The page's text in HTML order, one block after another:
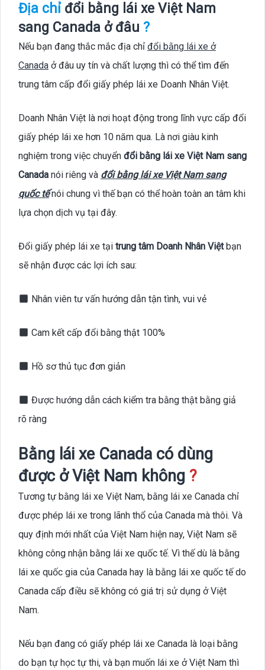
Địa chỉ đổi bằng lái xe Việt Nam
sang Canada ở đâu ?
Nếu bạn đang thắc mắc địa chỉ đổi bằng lái xe ở
Canada ở đâu uy tín và chất lượng thì có thể tìm đến
trung tâm cấp đổi giấy phép lái xe Doanh Nhân Việt.
Doanh Nhân Việt là nơi hoạt động trong lĩnh vực cấp đổi
giấy phép lái xe hơn 10 năm qua. Là nơi giàu kinh
nghiệm trong việc chuyển đổi bằng lái xe Việt Nam sang
Canada nói riêng và đổi bằng lái xe Việt Nam sang
quốc tếnói chung vì thế bạn có thể hoàn toàn an tâm khi
lựa chọn dịch vụ tại đây.
Đổi giấy phép lái xe tại trung tâm Doanh Nhân Việtbạn
sẽ nhận được các lợi ích sau:
Nhân viên tư vấn hướng dẫn tận tình, vui vẻ
Cam kết cấp đổi bằng thật 100%
Hồ sơ thủ tục đơn giản
Được hướng dẫn cách kiểm tra bằng thật bằng giả
rõ ràng
Bằng lái xe Canada có dùng
được ở Việt Nam không ?
Tương tự bằng lái xe Việt Nam, bằng lái xe Canada chỉ
được phép lái xe trong lãnh thổ của Canada mà thôi. Và
quy định mới nhất của Việt Nam hiện nay, Việt Nam sẽ
không công nhận bằng lái xe quốc tế. Vì thế dù là bằng
lái xe quốc gia của Canada hay là bằng lái xe quốc tế do
Canada cấp điều sẽ không có giá trị sử dụng ở Việt
Nam.
Nếu bạn đang có giấy phép lái xe Canada là loại bằng
do bạn tự học tự thi, và bạn muốn lái xe ở Việt Nam thì